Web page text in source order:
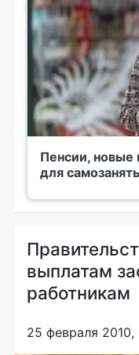
Пенсии, новые
для
выплатам
работникам
25 февраля 2010,